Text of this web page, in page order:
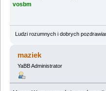
vosbm
Ludzi rozumnych i dobrych
maziek
YaBB Administrator